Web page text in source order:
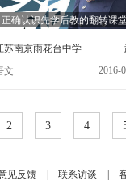
正确认识先学后教的翻转课
苏南京雨花台中学
文
2016-
2 3 4
见反馈 联系访谈